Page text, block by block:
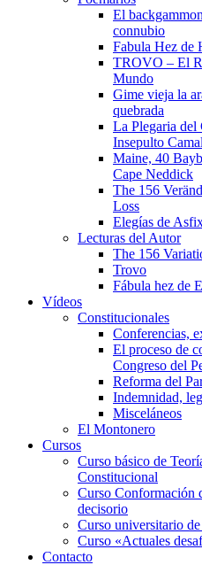
El
connubio
Fabula Hez de
TROVO – El
Mundo
Gime vieja la
quebrada
La Plegaria del
Insepulto
Maine, 40
Cape Neddick
The 156
Loss
Elegías de
Lecturas del Autor
The 156
Trovo
Fábula hez de
Vídeos
Constitucionales
Conferencias,
El proceso de
Congreso del
Reforma del
Indemnidad,
Misceláneos
El Montonero
Cursos
Curso básico de
Constitucional
Curso Conformación
decisorio
Curso universitario
Curso «Actuales
Contacto